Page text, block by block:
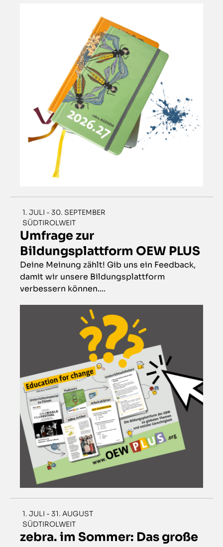
1. JULI - 30. SEPTEMBER
SÜDTIROLWEIT
Umfrage zur
Bildungsplattform OEW PLUS
Deine Meinung zählt! Gib uns ein Feedback,
damit wir unsere Bildungsplattform
verbessern können....
1. JULI - 31. AUGUST
SÜDTIROLWEIT
zebra. im Sommer: Das große